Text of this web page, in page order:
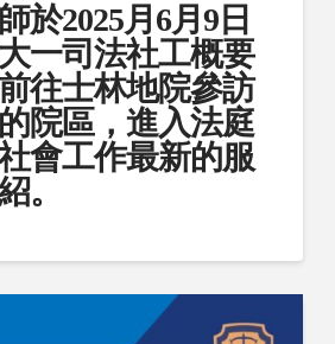
於2025月6月9日
一司法社工概要
往士林地院參訪
院區，進入法庭
會工作最新的服
。